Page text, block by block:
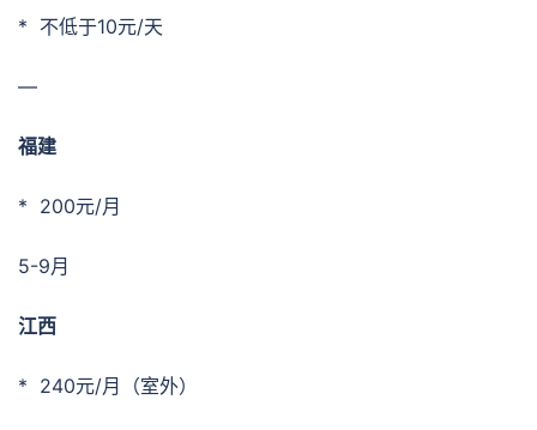
* 不低于10元/天
—
福建
* 200元/月
5-9月
江西
* 240元/月（室外）